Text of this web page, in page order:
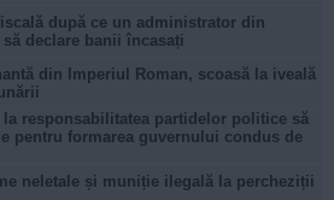
după ce un administrator din
declare banii încasați
din Imperiul Roman, scoasă la iveală
la responsabilitatea partidelor politice să
pentru formarea guvernului condus de
neletale și muniție ilegală la percheziții